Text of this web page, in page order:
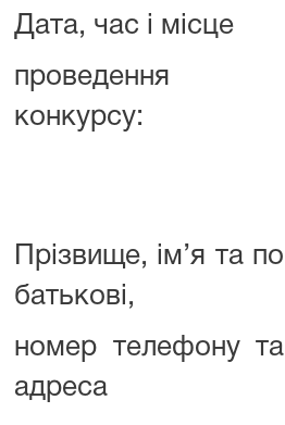
Дата, час і місце
проведення
конкурсу:
Прізвище, ім’я та по
батькові,
номер телефону та
адреса